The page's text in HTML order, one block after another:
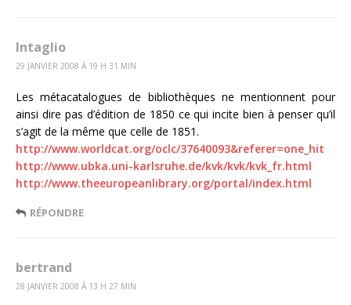
Intaglio
29 JANVIER 2008 Á 19 H 31 MIN
Les métacatalogues de bibliothèques ne mentionnent pour
ainsi dire pas d’édition de 1850 ce qui incite bien à penser qu’il
s’agit de la même que celle de 1851.
http://www.worldcat.org/oclc/37640093&referer=one_hit
http://www.ubka.uni-karlsruhe.de/kvk/kvk/kvk_fr.html
http://www.theeuropeanlibrary.org/portal/index.html
RÉPONDRE
bertrand
28 JANVIER 2008 Á 13 H 27 MIN